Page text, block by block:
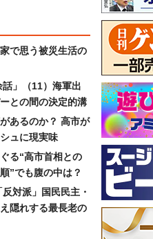
で思う被災生活の
」（11）海軍出
との間の決定的溝
あるのか？ 高市が
ュに現実味
る“高市首相との
”でも腹の中は？
対派」国民民主・
隠れする最長老の